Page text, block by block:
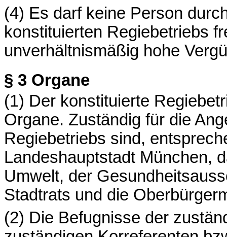
(4) Es darf keine Person
konstituierten Regiebetriebs
unverhältnismäßig hohe
§ 3 Organe
(1) Der konstituierte
Organe. Zuständig für die
Regiebetriebs sind,
Landeshauptstadt München,
Umwelt, der
Stadtrats und die
(2) Die Befugnisse der